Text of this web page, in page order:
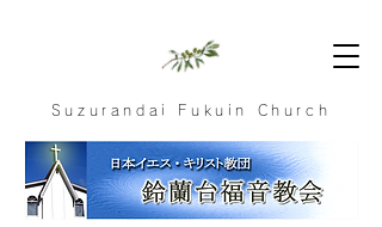
Suzurandai Fukuin Church